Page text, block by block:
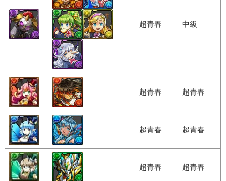
超青春 中級
超青春 超青春
超青春 超青春
超青春 超青春